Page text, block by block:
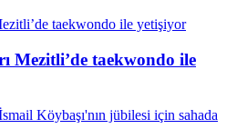
Mezitli’de taekwondo ile